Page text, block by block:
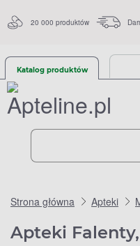
20 000 produktów
Katalog produktów
Strona główna Apteki
Apteki